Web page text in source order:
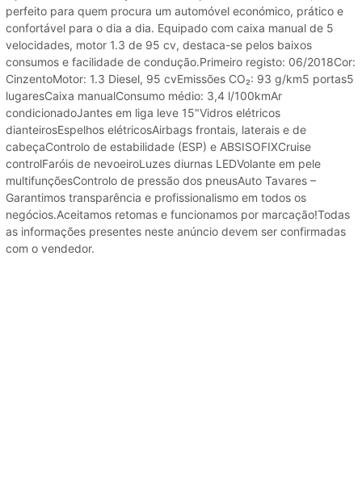
perfeito para quem procura um automóvel económico, prático e
confortável para o dia a dia. Equipado com caixa manual de 5
velocidades, motor 1.3 de 95 cv, destaca-se pelos baixos
consumos e facilidade de condução.Primeiro registo: 06/2018Cor:
CinzentoMotor: 1.3 Diesel, 95 cvEmissões CO₂: 93 g/km5 portas5
lugaresCaixa manualConsumo médio: 3,4 l/100kmAr
condicionadoJantes em liga leve 15"Vidros elétricos
dianteirosEspelhos elétricosAirbags frontais, laterais e de
cabeçaControlo de estabilidade (ESP) e ABSISOFIXCruise
controlFaróis de nevoeiroLuzes diurnas LEDVolante em pele
multifunçõesControlo de pressão dos pneusAuto Tavares –
Garantimos transparência e profissionalismo em todos os
negócios.Aceitamos retomas e funcionamos por marcação!Todas
as informações presentes neste anúncio devem ser confirmadas
com o vendedor.